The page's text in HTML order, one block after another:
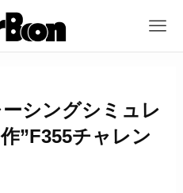
ーシングシミュレ
”F355チャレン